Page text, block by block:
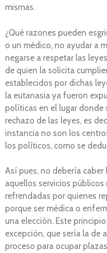
mismas.
¿Qué razones pueden
o un médico, no ayudar a
negarse a respetar las
de quien la solicita
establecidos por dichas
la eutanasia ya fueron
políticas en el lugar donde
rechazo de las leyes, es
instancia no son los
los políticos, como se
Así pues, no debería
aquellos servicios
refrendadas por quienes
porque ser médica o
una elección. Este
excepción, que sería la de
proceso para ocupar